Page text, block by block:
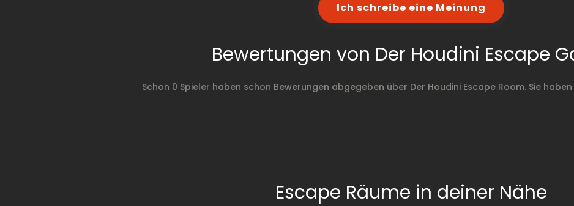
Ich schreibe eine Meinung
Bewertungen von Der Houdini Escape
Schon 0 Spieler haben schon Bewerungen abgegeben über Der Houdini Escape Room. Sie
Escape Räume in deiner Nähe